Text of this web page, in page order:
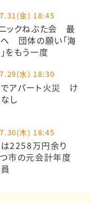
金) 18:45
ックねぶた会 最
団体の願い「海
をもう一度
水) 18:30
アパート火災 け
し
木) 18:45
2258万円余り
市の元会計年度